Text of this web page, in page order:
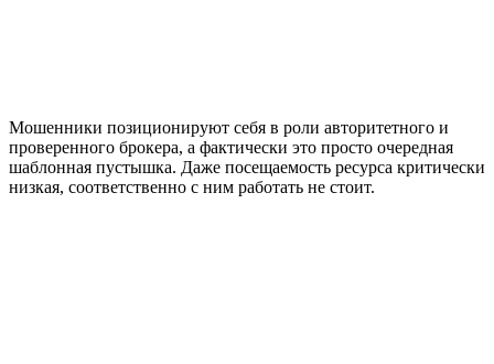
Мошенники позиционируют себя в роли авторитетного и
проверенного брокера, а фактически это просто очередная
шаблонная пустышка. Даже посещаемость ресурса критически
низкая, соответственно с ним работать не стоит.